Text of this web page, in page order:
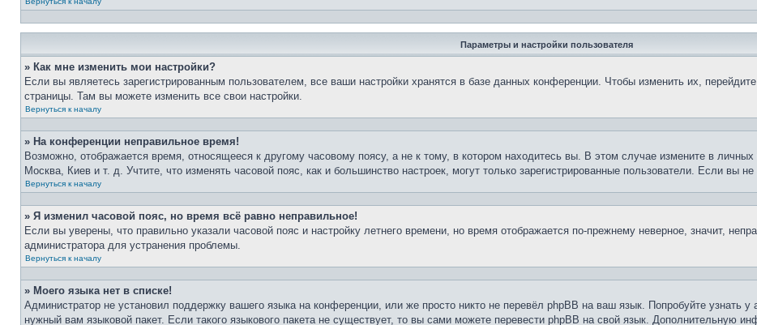
Параметры и настройки пользователя
» Как мне изменить мои настройки?
Если вы являетесь зарегистрированным пользователем, все ваши настройки хранятся в базе данных конференции. Чтобы изменить их,
страницы. Там вы можете изменить все свои настройки.
Вернуться к началу
» На конференции неправильное время!
Возможно, отображается время, относящееся к другому часовому поясу, а не к тому, в котором находитесь вы. В этом случае измените в личных
Москва, Киев и т. д. Учтите, что изменять часовой пояс, как и большинство настроек, могут только зарегистрированные пользователи. Если вы
Вернуться к началу
» Я изменил часовой пояс, но время всё равно неправильное!
Если вы уверены, что правильно указали часовой пояс и настройку летнего времени, но время отображается по-прежнему неверное, значит,
администратора для устранения проблемы.
Вернуться к началу
» Моего языка нет в списке!
Администратор не установил поддержку вашего языка на конференции, или же просто никто не перевёл phpBB на ваш язык. Попробуйте узнать
нужный вам языковой пакет. Если такого языкового пакета не существует, то вы сами можете перевести phpBB на свой язык. Дополнительную